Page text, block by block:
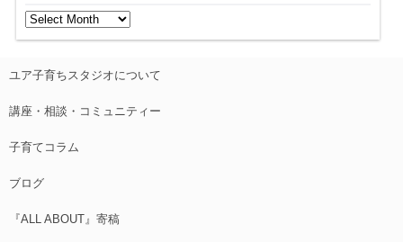
ユア子育ちスタジオについて
講座・相談・コミュニティー
子育てコラム
ブログ
『ALL ABOUT』寄稿